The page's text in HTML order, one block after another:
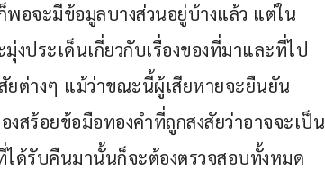
อจะมีข้อมูลบางส่วนอยู่บ้างแล้ว แต่ใน
ประเด็นเกี่ยวกับเรื่องของที่มาและที่ไป
ต่างๆ แม้ว่าขณะนี้ผู้เสียหายจะยืนยัน
สร้อยข้อมือทองคำที่ถูกสงสัยว่าอาจจะเป็น
ด้รับคืนมานั้นก็จะต้องตรวจสอบทั้งหมด